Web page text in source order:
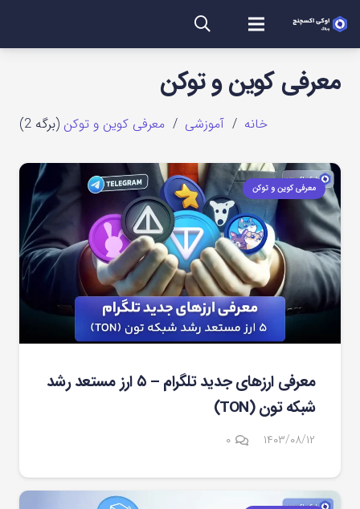
معرفی کوین و توکن
خانه / آموزشی / معرفی کوین و توکن (برگه 2)
معرفی کوین و توکن
معرفی ارزهای جدید تلگرام – ۵ ارز مستعد رشد
شبکه تون (TON)
۱۴۰۳/۰۸/۱۲ ۰